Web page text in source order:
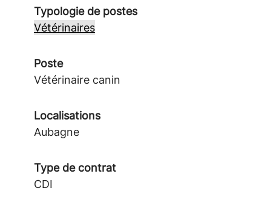
Typologie de postes
Vétérinaires
Poste
Vétérinaire canin
Localisations
Aubagne
Type de contrat
CDI